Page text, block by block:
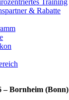
Training
& Rabatte
– Bornheim (Bonn)